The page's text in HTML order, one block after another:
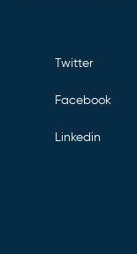
Twitter
Facebook
Linkedin